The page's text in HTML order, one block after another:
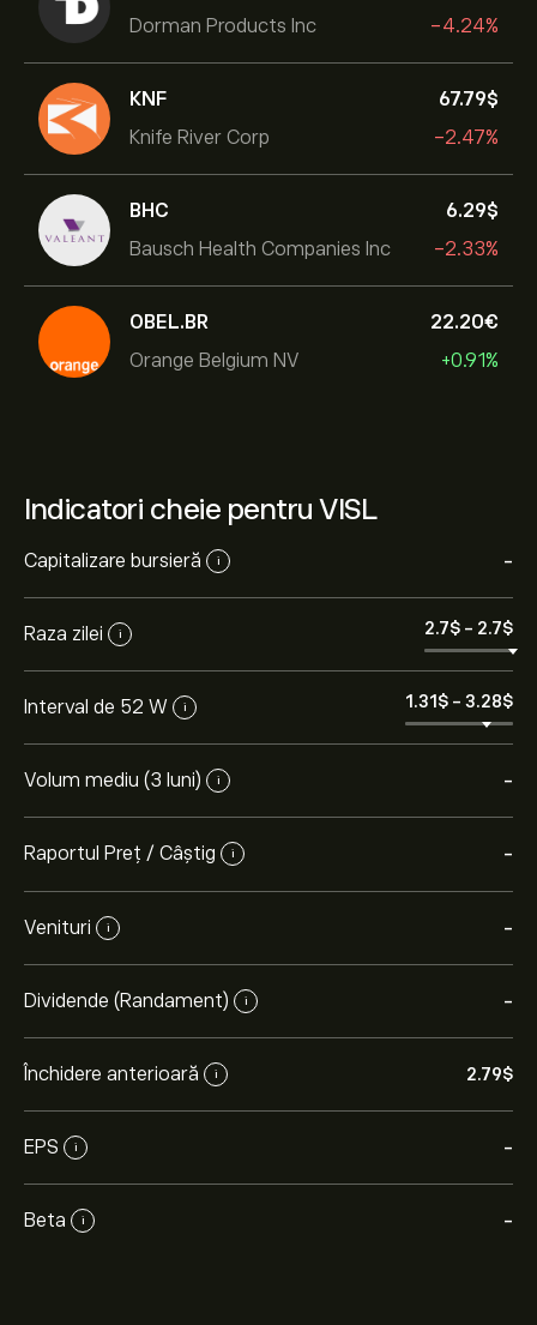
Dorman Products Inc
-4.24%
KNF
Knife River Corp
67.79‎$‎
-2.47%
BHC
Bausch Health Companies Inc
6.29‎$‎
-2.33%
OBEL.BR
Orange Belgium NV
22.20‎€‎
+0.91%
Indicatori cheie pentru VISL
Capitalizare bursieră i -
Raza zilei i 2.7‎$‎ - 2.7‎$‎
Interval de 52 W i 1.31‎$‎ - 3.28‎$‎
Volum mediu (3 luni) i -
Raportul Preț / Câștig i -
Venituri i -
Dividende (Randament) i -
Închidere anterioară i 2.79‎$‎
EPS i -
Beta i -